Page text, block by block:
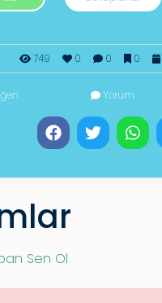
749 0 0 0
Yorum
Sen Ol